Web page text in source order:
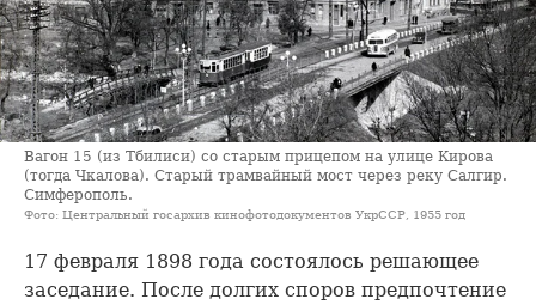
Вагон 15 (из Тбилиси) со старым прицепом на улице Кирова
(тогда Чкалова). Старый трамвайный мост через реку Салгир.
Симферополь.
Фото: Центральный госархив кинофотодокументов УкрССР, 1955 год
17 февраля 1898 года состоялось решающее
заседание. После долгих споров предпочтение